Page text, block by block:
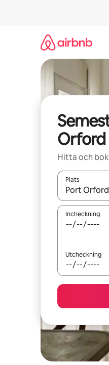
Orford
Hitta och
Plats
När
Incheckning
Utcheckning